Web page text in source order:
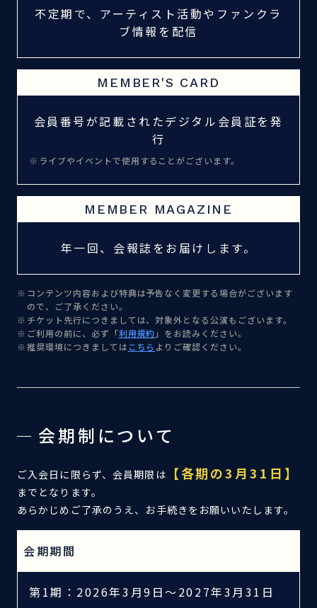
不定期で、アーティスト活動やファンクラ
ブ情報を配信
MEMBER'S CARD
会員番号が記載されたデジタル会員証を発
行
ライブやイベントで使用することがございます。
MEMBER MAGAZINE
年一回、会報誌をお届けします。
コンテンツ内容および特典は予告なく変更する場合がございます
ので、ご了承ください。
チケット先行につきましては、対象外となる公演もございます。
ご利用の前に、必ず「利用規約 」をお読みください。
推奨環境につきましては こちら よりご確認ください。
会期制について
ご入会日に限らず、会員期限は 【各期の3月31日】
までとなります。
あらかじめご了承のうえ、お手続きをお願いいたします。
会期期間
第1期：2026年3月9日～2027年3月31日